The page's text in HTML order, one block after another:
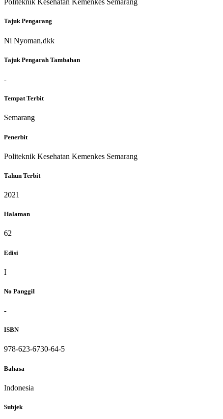
Politeknik Kesehatan Kemenkes Semarang
Tajuk Pengarang
Ni Nyoman,dkk
Tajuk Pengarah Tambahan
-
Tempat Terbit
Semarang
Penerbit
Politeknik Kesehatan Kemenkes Semarang
Tahun Terbit
2021
Halaman
62
Edisi
I
No Panggil
-
ISBN
978-623-6730-64-5
Bahasa
Indonesia
Subjek